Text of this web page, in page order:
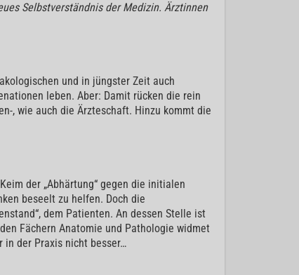
Selbstverständnis der Medizin. Ärztinnen
und in jüngster Zeit auch
leben. Aber: Damit rücken die rein
, wie auch die Ärzteschaft. Hinzu kommt die
der „Abhärtung“ gegen die initialen
beseelt zu helfen. Doch die
dem Patienten. An dessen Stelle ist
Fächern Anatomie und Pathologie widmet
in der Praxis nicht besser…